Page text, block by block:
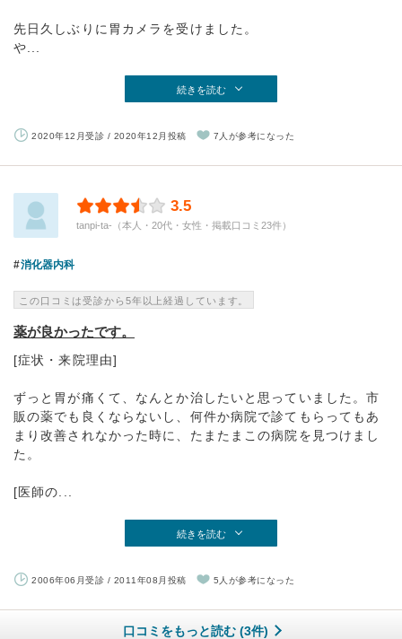
先日久しぶりに胃カメラを受けました。
や...
続きを読む
2020年12月受診 / 2020年12月投稿 7人が参考になった
3.5
tanpi-ta-（本人・20代・女性・掲載口コミ23件）
消化器内科
この口コミは受診から5年以上経過しています。
薬が良かったです。
[症状・来院理由]
ずっと胃が痛くて、なんとか治したいと思っていました。市
販の薬でも良くならないし、何件か病院で診てもらってもあ
まり改善されなかった時に、たまたまこの病院を見つけまし
た。
[医師の...
続きを読む
2006年06月受診 / 2011年08月投稿 5人が参考になった
口コミをもっと読む (3件)